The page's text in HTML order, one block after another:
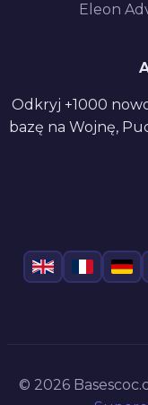
Eleon
Odkryj +1000
bazę na Wojnę,
© 2026